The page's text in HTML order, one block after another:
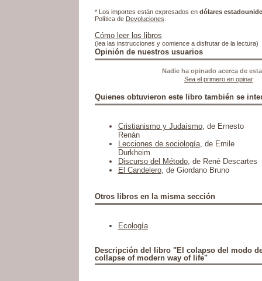
* Los importes están expresados en dólares
Política de Devoluciones
Cómo leer los libros
(lea las instrucciones y comience a disfrutar de la lectura)
Opinión de nuestros usuarios
Nadie ha opinado acerca de
Sea el primero en opinar
Quienes obtuvieron este libro también se
Cristianismo y Judaísmo, de Ernesto
Renán
Lecciones de sociología, de Emile
Durkheim
Discurso del Método, de René Descartes
El Candelero, de Giordano Bruno
Otros libros en la misma sección
Ecología
Descripción del libro "El colapso del modo
collapse of modern way of life"